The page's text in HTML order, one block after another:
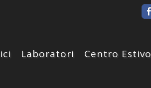
Laboratori
Centro Estivo